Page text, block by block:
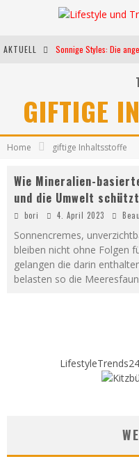
AKTUELL
Weltfrauentag - Eine
GIFTIGE
Home giftige Inhaltsstoffe
Wie Mineralien-
und die Umwelt
bori 4. April 2023
Sonnencremes,
bleiben nicht ohne Folgen
gelangen die darin
belasten so die
LifestyleTrends24